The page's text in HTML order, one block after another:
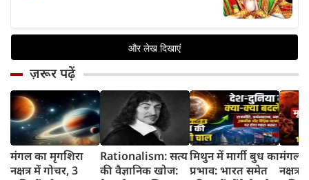
ज़रूर पढ़ें
मंगल का मृगशिरा
नक्षत्र में गोचर, 3
Rationalism: सत्य
की वैज्ञानिक खोज:
मिथुन में मार्गी बुध का
प्रभाव: भारत समेत
मंगल
नक्षत्र